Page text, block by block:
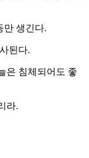
만 생긴다.
된다.
은 침체되어도 좋
라.